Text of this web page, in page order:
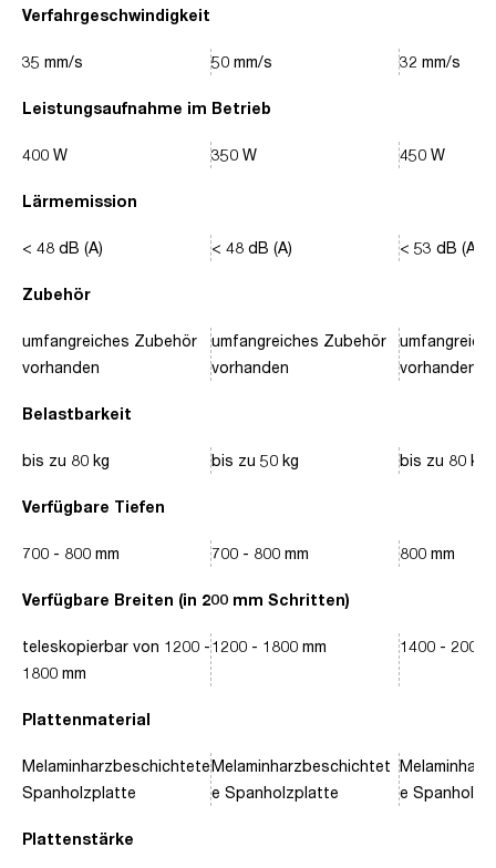
Verfahrgeschwindigkeit
Leistungsaufnahme im Betrieb
Lärmemission
Zubehör
Belastbarkeit
Verfügbare Tiefen
Verfügbare Breiten (in 200 mm Schritten)
Plattenmaterial
Plattenstärke
35 mm/s
400 W
< 48 dB (A)
umfangreiches Zubehör
vorhanden
bis zu 80 kg
700 - 800 mm
teleskopierbar von 1200 -
1800 mm
Melaminharzbeschichtete
Spanholzplatte
50 mm/s
350 W
< 48 dB (A)
umfangreiches Zubehör
vorhanden
bis zu 50 kg
700 - 800 mm
1200 - 1800 mm
Melaminharzbeschichtet
e Spanholzplatte
32 mm/s
450 W
< 53 dB (A)
vorhanden
bis zu 80 kg
800 mm
1400 - 2000
e